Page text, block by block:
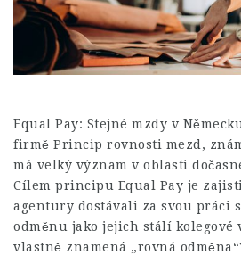
Equal Pay: Stejné mzdy v
firmě Princip rovnosti mezd,
má velký význam v oblasti
Cílem principu Equal Pay je
agentury dostávali za svou práci
odměnu jako jejich stálí kolegové
vlastně znamená „rovná